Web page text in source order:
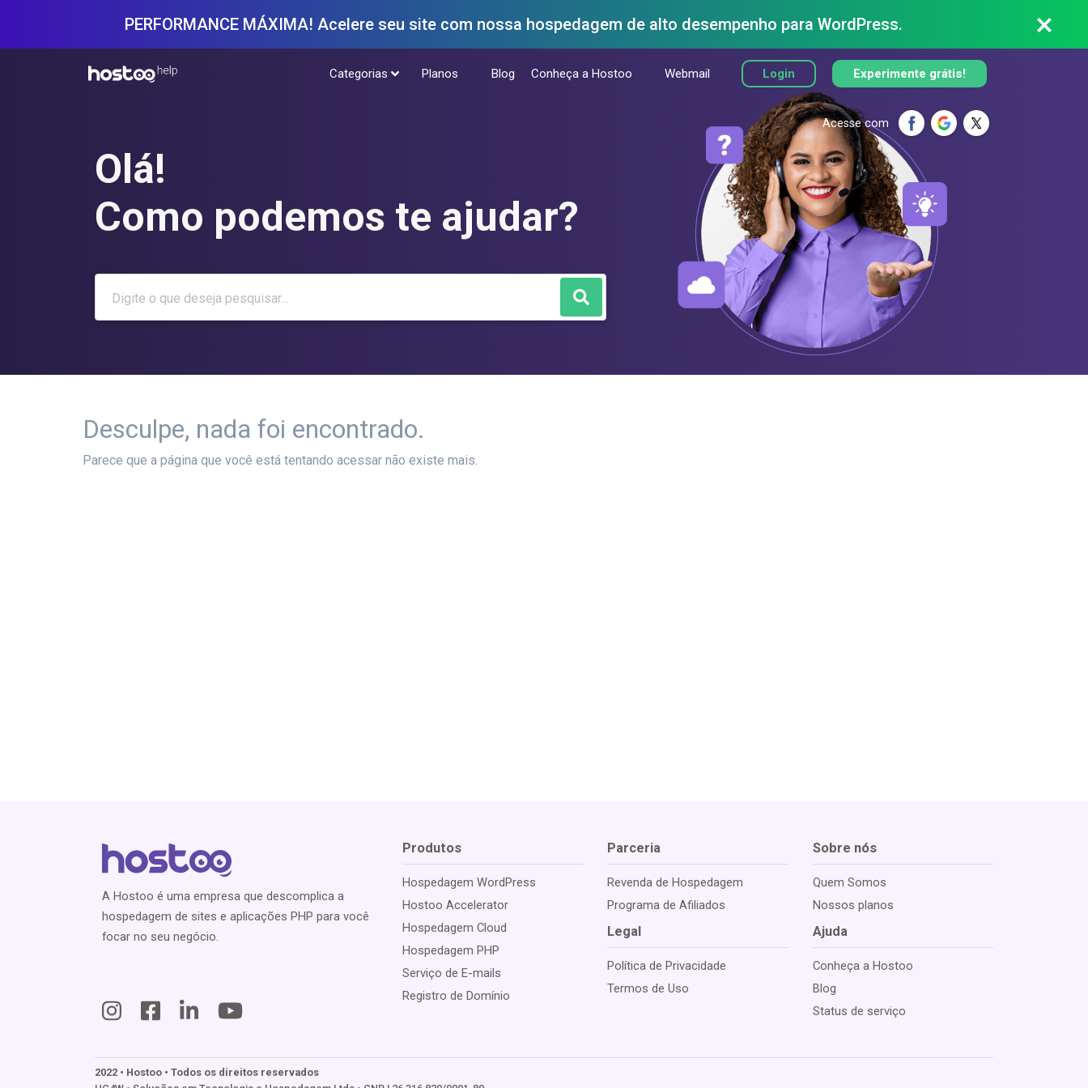
PERFORMANCE MÁXIMA! Acelere seu site com nossa hospedagem de alto desempenho para WordPress.
Categorias Planos Blog Conheça a Hostoo Webmail Login Experimente grátis!
Acesse com
Olá!
Como podemos te ajudar?
Desculpe, nada foi encontrado.
Parece que a página que você está tentando acessar não existe mais.
A Hostoo é uma empresa que descomplica a
hospedagem de sites e aplicações PHP para você
focar no seu negócio.
Produtos
Hospedagem WordPress
Hostoo Accelerator
Hospedagem Cloud
Hospedagem PHP
Serviço de E-mails
Registro de Domínio
Parceria
Revenda de Hospedagem
Programa de Afiliados
Legal
Política de Privacidade
Termos de Uso
Sobre nós
Quem Somos
Nossos planos
Ajuda
Conheça a Hostoo
Blog
Status de serviço
2022 • Hostoo • Todos os direitos reservados